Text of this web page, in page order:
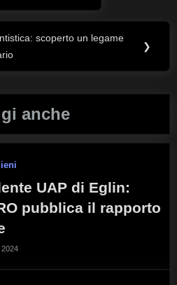
scoperto un legame
❯
anche
UAP di Eglin:
pubblica il rapporto